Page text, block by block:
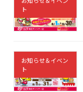
ト
お知らせ＆イベン
ト